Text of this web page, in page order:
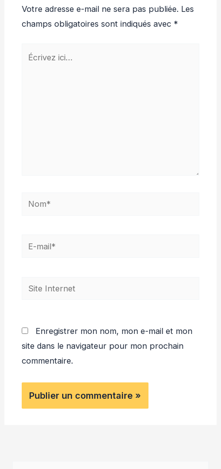
Votre adresse e-mail ne sera pas publiée. Les
champs obligatoires sont indiqués avec *
Écrivez
Nom*
E-
Site
Enregistrer mon nom, mon e-mail et mon
site dans le navigateur pour mon prochain
commentaire.